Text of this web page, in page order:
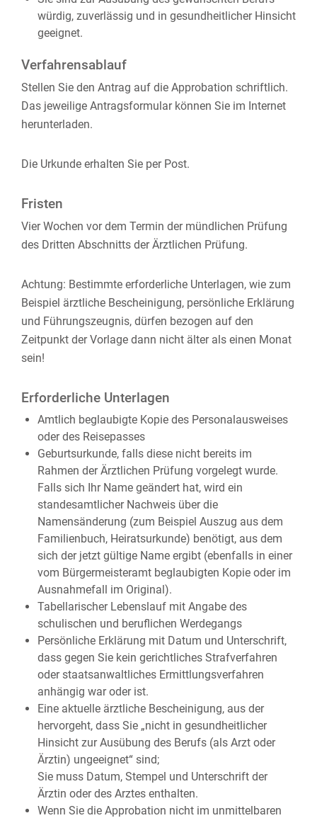
würdig, zuverlässig und in gesundheitlicher Hinsicht
geeignet.
Verfahrensablauf
Stellen Sie den Antrag auf die Approbation schriftlich.
Das jeweilige Antragsformular können Sie im Internet
herunterladen.
Die Urkunde erhalten Sie per Post.
Fristen
Vier Wochen vor dem Termin der mündlichen Prüfung
des Dritten Abschnitts der Ärztlichen Prüfung.
Achtung: Bestimmte erforderliche Unterlagen, wie zum
Beispiel ärztliche Bescheinigung, persönliche Erklärung
und Führungszeugnis, dürfen bezogen auf den
Zeitpunkt der Vorlage dann nicht älter als einen Monat
sein!
Erforderliche Unterlagen
Amtlich beglaubigte Kopie des Personalausweises
oder des Reisepasses
Geburtsurkunde, falls diese nicht bereits im
Rahmen der Ärztlichen Prüfung vorgelegt wurde.
Falls sich Ihr Name geändert hat, wird ein
standesamtlicher Nachweis über die
Namensänderung (zum Beispiel Auszug aus dem
Familienbuch, Heiratsurkunde) benötigt, aus dem
sich der jetzt gültige Name ergibt (ebenfalls in einer
vom Bürgermeisteramt beglaubigten Kopie oder im
Ausnahmefall im Original).
Tabellarischer Lebenslauf mit Angabe des
schulischen und beruflichen Werdegangs
Persönliche Erklärung mit Datum und Unterschrift,
dass gegen Sie kein gerichtliches Strafverfahren
oder staatsanwaltliches Ermittlungsverfahren
anhängig war oder ist.
Eine aktuelle ärztliche Bescheinigung, aus der
hervorgeht, dass Sie „nicht in gesundheitlicher
Hinsicht zur Ausübung des Berufs (als Arzt oder
Ärztin) ungeeignet“ sind;
Sie muss Datum, Stempel und Unterschrift der
Ärztin oder des Arztes enthalten.
Wenn Sie die Approbation nicht im unmittelbaren